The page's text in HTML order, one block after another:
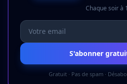
Chaque soir à
S'abonner
Gratuit · Pas de spam ·